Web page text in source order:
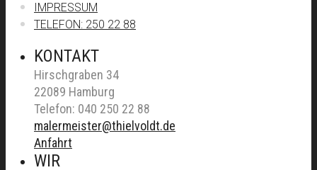
IMPRESSUM
TELEFON: 250 22 88
KONTAKT
Hirschgraben 34
22089 Hamburg
Telefon: 040 250 22 88
malermeister@thielvoldt.de
Anfahrt
WIR